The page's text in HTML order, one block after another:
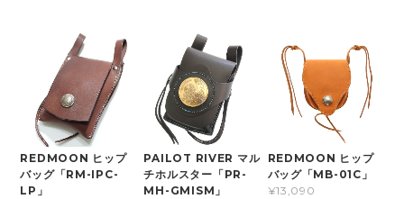
REDMOON ヒップ
バッグ「RM-IPC-
LP」
PAILOT RIVER マル
チホルスター「PR-
MH-GMISM」
REDMOON ヒップ
バッグ「MB-01C」
¥13,090